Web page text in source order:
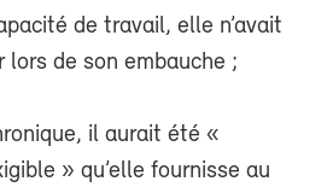
de travail, elle n’avait
lors de son embauche ;
il aurait été «
» qu’elle fournisse au